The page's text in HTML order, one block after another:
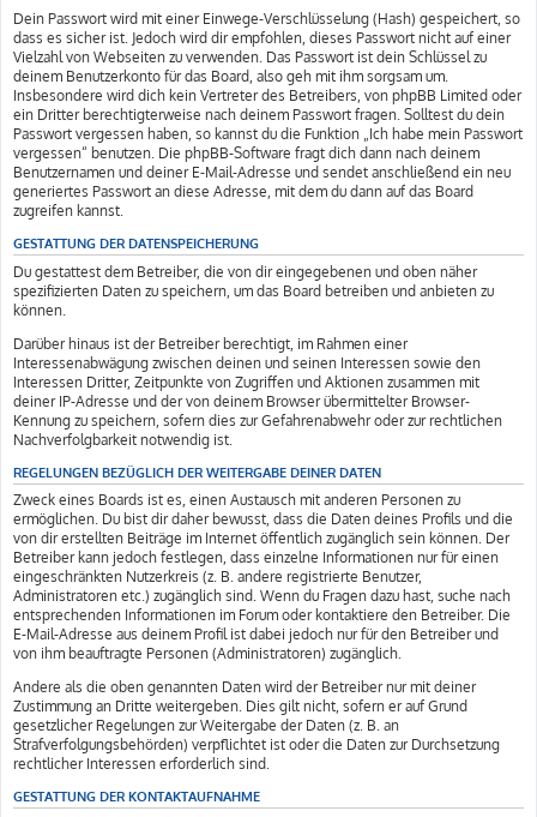
Dein Passwort wird mit einer Einwege-Verschlüsselung (Hash) gespeichert, so
dass es sicher ist. Jedoch wird dir empfohlen, dieses Passwort nicht auf einer
Vielzahl von Webseiten zu verwenden. Das Passwort ist dein Schlüssel zu
deinem Benutzerkonto für das Board, also geh mit ihm sorgsam um.
Insbesondere wird dich kein Vertreter des Betreibers, von phpBB Limited oder
ein Dritter berechtigterweise nach deinem Passwort fragen. Solltest du dein
Passwort vergessen haben, so kannst du die Funktion „Ich habe mein Passwort
vergessen“ benutzen. Die phpBB-Software fragt dich dann nach deinem
Benutzernamen und deiner E-Mail-Adresse und sendet anschließend ein neu
generiertes Passwort an diese Adresse, mit dem du dann auf das Board
zugreifen kannst.
GESTATTUNG DER DATENSPEICHERUNG
Du gestattest dem Betreiber, die von dir eingegebenen und oben näher
spezifizierten Daten zu speichern, um das Board betreiben und anbieten zu
können.
Darüber hinaus ist der Betreiber berechtigt, im Rahmen einer
Interessenabwägung zwischen deinen und seinen Interessen sowie den
Interessen Dritter, Zeitpunkte von Zugriffen und Aktionen zusammen mit
deiner IP-Adresse und der von deinem Browser übermittelter Browser-
Kennung zu speichern, sofern dies zur Gefahrenabwehr oder zur rechtlichen
Nachverfolgbarkeit notwendig ist.
REGELUNGEN BEZÜGLICH DER WEITERGABE DEINER DATEN
Zweck eines Boards ist es, einen Austausch mit anderen Personen zu
ermöglichen. Du bist dir daher bewusst, dass die Daten deines Profils und die
von dir erstellten Beiträge im Internet öffentlich zugänglich sein können. Der
Betreiber kann jedoch festlegen, dass einzelne Informationen nur für einen
eingeschränkten Nutzerkreis (z. B. andere registrierte Benutzer,
Administratoren etc.) zugänglich sind. Wenn du Fragen dazu hast, suche nach
entsprechenden Informationen im Forum oder kontaktiere den Betreiber. Die
E-Mail-Adresse aus deinem Profil ist dabei jedoch nur für den Betreiber und
von ihm beauftragte Personen (Administratoren) zugänglich.
Andere als die oben genannten Daten wird der Betreiber nur mit deiner
Zustimmung an Dritte weitergeben. Dies gilt nicht, sofern er auf Grund
gesetzlicher Regelungen zur Weitergabe der Daten (z. B. an
Strafverfolgungsbehörden) verpflichtet ist oder die Daten zur Durchsetzung
rechtlicher Interessen erforderlich sind.
GESTATTUNG DER KONTAKTAUFNAHME